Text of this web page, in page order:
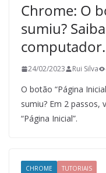
Chrome: O
sumiu?
computador.
24/02/2023 Rui Silva
O botão “Página
sumiu? Em 2 passos,
“Página Inicial”.
CHROME TUTORIAIS